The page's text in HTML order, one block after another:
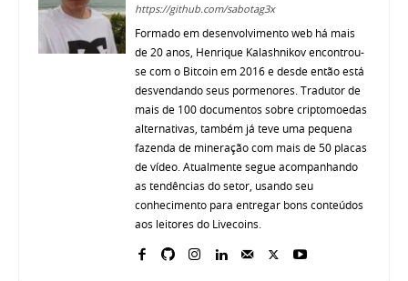
https://github.com/sabotag3x
Formado em desenvolvimento web há mais
de 20 anos, Henrique Kalashnikov encontrou-
se com o Bitcoin em 2016 e desde então está
desvendando seus pormenores. Tradutor de
mais de 100 documentos sobre criptomoedas
alternativas, também já teve uma pequena
fazenda de mineração com mais de 50 placas
de vídeo. Atualmente segue acompanhando
as tendências do setor, usando seu
conhecimento para entregar bons conteúdos
aos leitores do Livecoins.